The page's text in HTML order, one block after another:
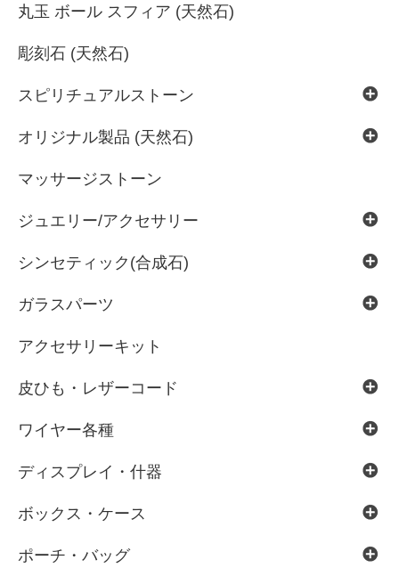
丸玉 ボール スフィア (天然石)
彫刻石 (天然石)
スピリチュアルストーン
オリジナル製品 (天然石)
マッサージストーン
ジュエリー/アクセサリー
シンセティック(合成石)
ガラスパーツ
アクセサリーキット
皮ひも・レザーコード
ワイヤー各種
ディスプレイ・什器
ボックス・ケース
ポーチ・バッグ